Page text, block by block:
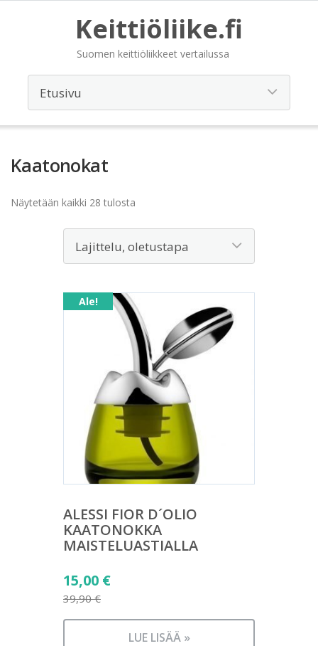
Keittiöliike.fi
Suomen keittiöliikkeet vertailussa
Kaatonokat
Näytetään kaikki 28 tulosta
Ale!
ALESSI FIOR D´OLIO
KAATONOKKA
MAISTELUASTIALLA
39,90€
Alkuperäinen
hinta
oli:
15,00 €
Nykyinen
LUE LISÄÄ »